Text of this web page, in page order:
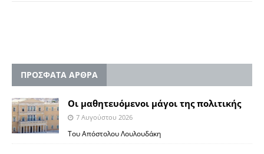
ΠΡΟΣΦΑΤΑ ΑΡΘΡΑ
Οι μαθητευόμενοι μάγοι της πολιτικής
7 Αυγούστου 2026
Του Απόστολου Λουλουδάκη